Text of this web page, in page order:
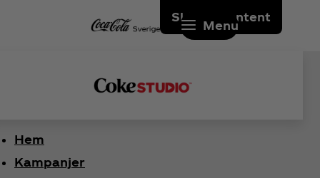
Skip to content
Menu
Hem
Kampanjer